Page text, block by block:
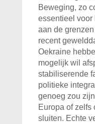
Beweging, zo
essentieel voor
aan de
recent
Oekraine
mogelijk wil
stabiliserende
politieke
genoeg zou
Europa of zelfs
sluiten. Echte